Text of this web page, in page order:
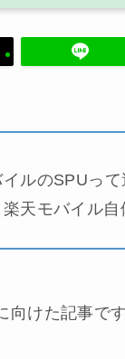
イルのSPUっ
楽天モバイル自
向けた記事です